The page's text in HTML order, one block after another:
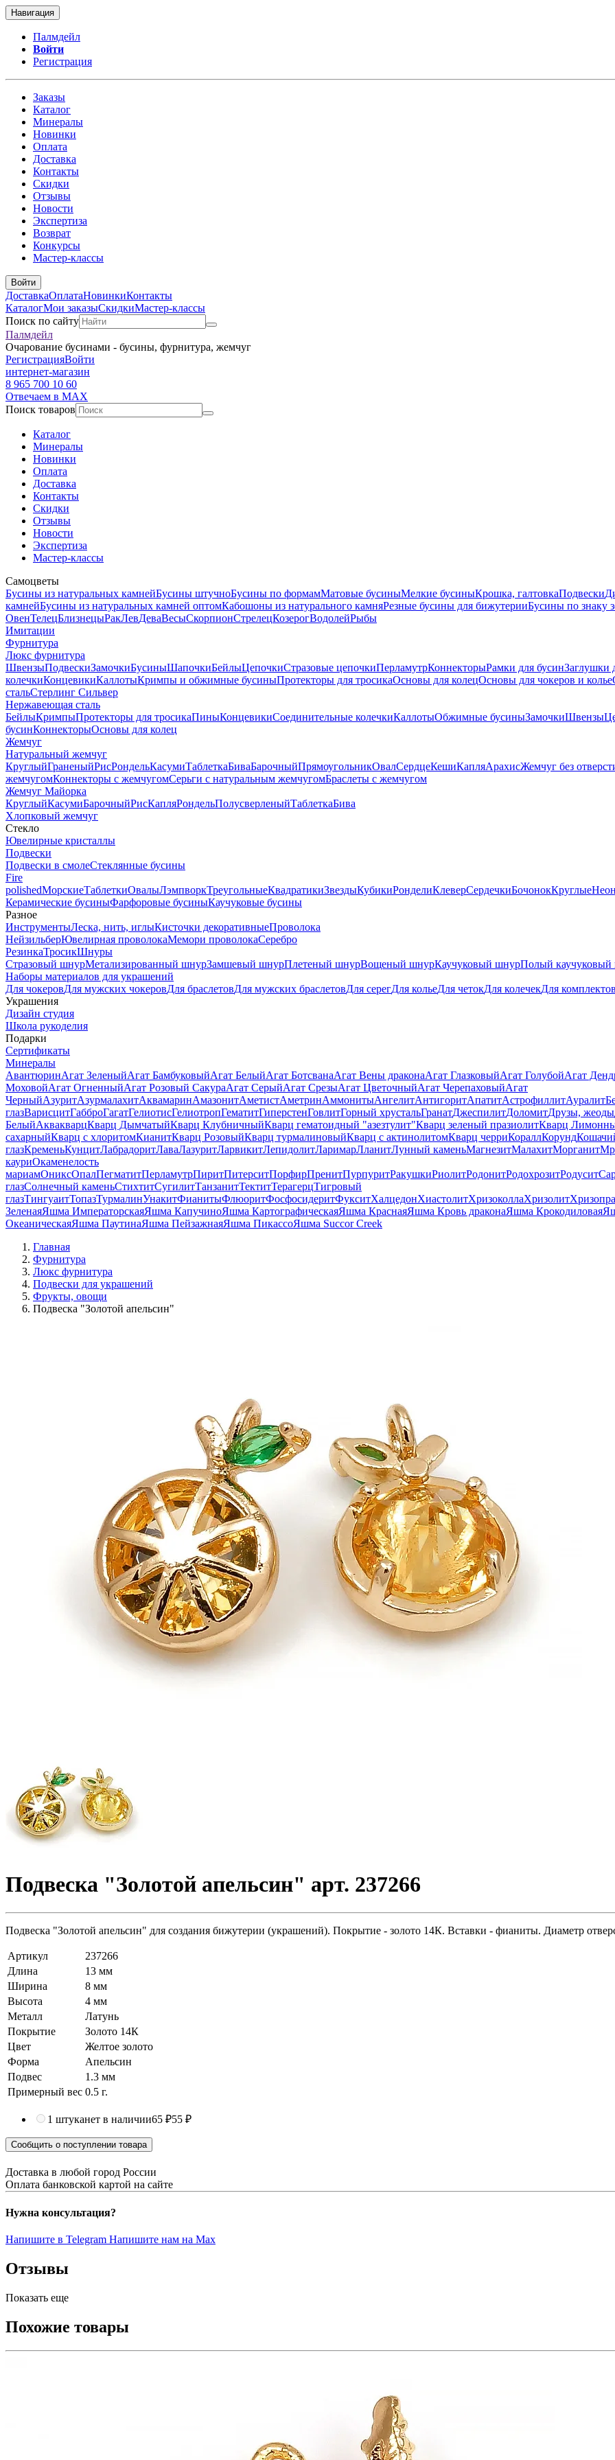
Навигация
Палмдейл
Войти
Регистрация
Заказы
Каталог
Минералы
Новинки
Оплата
Доставка
Контакты
Скидки
Отзывы
Новости
Экспертиза
Возврат
Конкурсы
Мастер-классы
Войти
ДоставкаОплатаНовинкиКонтакты
КаталогМои заказыСкидкиМастер-классы
Поиск по сайту
Палмдейл
Очарование бусинами - бусины, фурнитура, жемчуг
РегистрацияВойти
интернет-магазин
8 965 700 10 60
Отвечаем в MAX
Поиск товаров
Каталог
Минералы
Новинки
Оплата
Доставка
Контакты
Скидки
Отзывы
Новости
Экспертиза
Мастер-классы
Самоцветы
Бусины из натуральных камнейБусины штучноБусины по формамМатовые бусиныМелкие бусиныКрошка, галтовкаПодвески
камнейБусины из натуральных камней оптомКабошоны из натурального камняРезные бусины для бижутерииБусины по знаку
ОвенТелецБлизнецыРакЛевДеваВесыСкорпионСтрелецКозерогВодолейРыбы
Имитации
Фурнитура
Люкс фурнитура
ШвензыПодвескиЗамочкиБусиныШапочкиБейлыЦепочкиСтразовые цепочкиПерламутрКоннекторыРамки для бусинЗаглушки
колечкиКонцевикиКаллотыКримпы и обжимные бусиныПротекторы для тросикаОсновы для колецОсновы для чокеров и колье
стальСтерлинг Сильвер
Нержавеющая сталь
БейлыКримпыПротекторы для тросикаПиныКонцевикиСоединительные колечкиКаллотыОбжимные бусиныЗамочкиШвензы
бусинКоннекторыОсновы для колец
Жемчуг
Натуральный жемчуг
КруглыйГраненыйРисРондельКасумиТаблеткаБиваБарочныйПрямоугольникОвалСердцеКешиКапляАрахисЖемчуг без
жемчугомКоннекторы с жемчугомСерьги с натуральным жемчугомБраслеты с жемчугом
Жемчуг Майорка
КруглыйКасумиБарочныйРисКапляРондельПолусверленыйТаблеткаБива
Хлопковый жемчуг
Стекло
Ювелирные кристаллы
Подвески
Подвески в смолеСтеклянные бусины
Fire
polishedМорскиеТаблеткиОвалыЛэмпворкТреугольныеКвадратикиЗвездыКубикиРонделиКлеверСердечкиБочонокКруглые
Керамические бусиныФарфоровые бусиныКаучуковые бусины
Разное
ИнструментыЛеска, нить, иглыКисточки декоративныеПроволока
НейзильберЮвелирная проволокаМемори проволокаСеребро
РезинкаТросикШнуры
Стразовый шнурМетализированный шнурЗамшевый шнурПлетеный шнурВощеный шнурКаучуковый шнурПолый
Наборы материалов для украшений
Для чокеровДля мужских чокеровДля браслетовДля мужских браслетовДля серегДля кольеДля четокДля колечекДля
Украшения
Дизайн студия
Школа рукоделия
Подарки
Сертификаты
Минералы
АвантюринАгат ЗеленыйАгат БамбуковыйАгат БелыйАгат БотсванаАгат Вены драконаАгат ГлазковыйАгат ГолубойАгат
МоховойАгат ОгненныйАгат Розовый СакураАгат СерыйАгат СрезыАгат ЦветочныйАгат ЧерепаховыйАгат
ЧерныйАзуритАзурмалахитАквамаринАмазонитАметистАметринАммонитыАнгелитАнтигоритАпатитАстрофиллитАуралит
глазВарисцитГабброГагатГелиотисГелиотропГематитГиперстенГовлитГорный хрустальГранатДжеспилитДоломитДрузы, жеоды
БелыйАквакварцКварц ДымчатыйКварц КлубничныйКварц гематоидный "азезтулит"Кварц зеленый празиолитКварц
сахарныйКварц с хлоритомКианитКварц РозовыйКварц турмалиновыйКварц с актинолитомКварц черриКораллКорунд
глазКременьКунцитЛабрадоритЛаваЛазуритЛарвикитЛепидолитЛаримарЛланитЛунный каменьМагнезитМалахитМорганит
кауриОкаменелость
мариамОниксОпалПегматитПерламутрПиритПитерситПорфирПренитПурпуритРакушкиРиолитРодонитРодохрозитРодусит
глазСолнечный каменьСтихтитСугилитТанзанитТектитТерагерцТигровый
глазТингуаитТопазТурмалинУнакитФианитыФлюоритФосфосидеритФукситХалцедонХиастолитХризоколлаХризолит
ЗеленаяЯшма ИмператорскаяЯшма КапучиноЯшма КартографическаяЯшма КраснаяЯшма Кровь драконаЯшма Крокодиловая
ОкеаническаяЯшма ПаутинаЯшма ПейзажнаяЯшма ПикассоЯшма Succor Creek
Главная
Фурнитура
Люкс фурнитура
Подвески для украшений
Фрукты, овощи
Подвеска "Золотой апельсин"
Подвеска "Золотой апельсин" арт. 237266
Подвеска "Золотой апельсин" для создания бижутерии (украшений). Покрытие - золото 14К. Вставки - фианиты. Диаметр
Артикул
237266
Длина
13 мм
Ширина
8 мм
Высота
4 мм
Металл
Латунь
Покрытие
Золото 14К
Цвет
Желтое золото
Форма
Апельсин
Подвес
1.3 мм
Примерный вес 0.5 г.
1 штуканет в наличии65 ₽55 ₽
Сообщить о поступлении товара
Доставка в любой город России
Оплата банковской картой на сайте
Нужна консультация?
Напишите в Telegram Напишите нам на Max
Отзывы
Показать еще
Похожие товары